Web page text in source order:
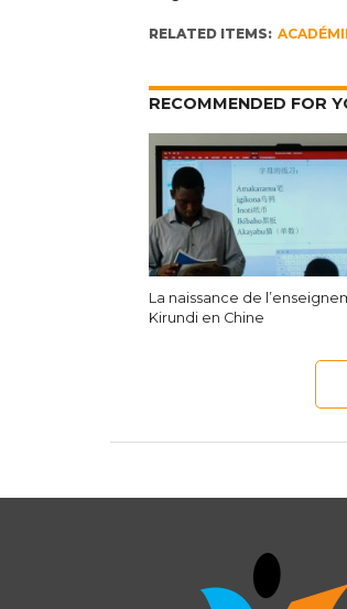
RELATED ITEMS:
RECOMMENDED FOR
La naissance de
Kirundi en Chine